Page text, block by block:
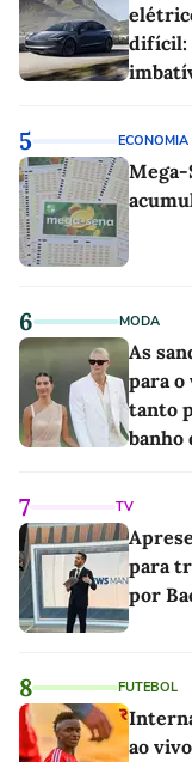
difícil:
5 ECONOMIA
Mega-
6 MODA
As
para o
tanto
banho
7 TV
para
por
8 FUTEBOL
ao